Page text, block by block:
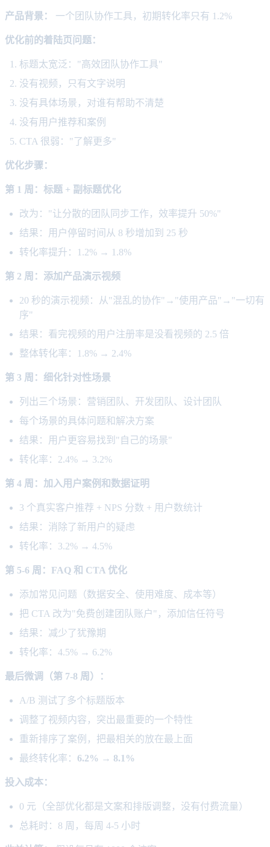
产品背景： 一个团队协作工具，初期转化率只有 1.2%
优化前的着陆页问题：
标题太宽泛："高效团队协作工具"
没有视频，只有文字说明
没有具体场景，对谁有帮助不清楚
没有用户推荐和案例
CTA 很弱："了解更多"
优化步骤：
第 1 周：标题 + 副标题优化
改为："让分散的团队同步工作，效率提升 50%"
结果：用户停留时间从 8 秒增加到 25 秒
转化率提升：1.2% → 1.8%
第 2 周：添加产品演示视频
20 秒的演示视频：从"混乱的协作"→"使用产品"→"一切有
序"
结果：看完视频的用户注册率是没看视频的 2.5 倍
整体转化率：1.8% → 2.4%
第 3 周：细化针对性场景
列出三个场景：营销团队、开发团队、设计团队
每个场景的具体问题和解决方案
结果：用户更容易找到"自己的场景"
转化率：2.4% → 3.2%
第 4 周：加入用户案例和数据证明
3 个真实客户推荐 + NPS 分数 + 用户数统计
结果：消除了新用户的疑虑
转化率：3.2% → 4.5%
第 5-6 周：FAQ 和 CTA 优化
添加常见问题（数据安全、使用难度、成本等）
把 CTA 改为"免费创建团队账户"，添加信任符号
结果：减少了犹豫期
转化率：4.5% → 6.2%
最后微调（第 7-8 周）：
A/B 测试了多个标题版本
调整了视频内容，突出最重要的一个特性
重新排序了案例，把最相关的放在最上面
最终转化率： 6.2% → 8.1%
投入成本：
0 元（全部优化都是文案和排版调整，没有付费流量）
总耗时：8 周，每周 4-5 小时